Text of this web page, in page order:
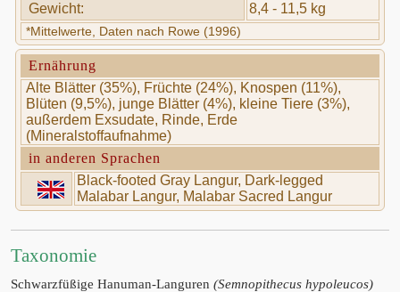
Gewicht:
8,4 - 11,5 kg
*Mittelwerte, Daten nach Rowe (1996)
Ernährung
Alte Blätter (35%), Früchte (24%), Knospen (11%),
Blüten (9,5%), junge Blätter (4%), kleine Tiere (3%),
außerdem Exsudate, Rinde, Erde
(Mineralstoffaufnahme)
in anderen Sprachen
Black-footed Gray Langur, Dark-legged
Malabar Langur, Malabar Sacred Langur
Taxonomie
Schwarzfüßige Hanuman-Languren (Semnopithecus hypoleucos)